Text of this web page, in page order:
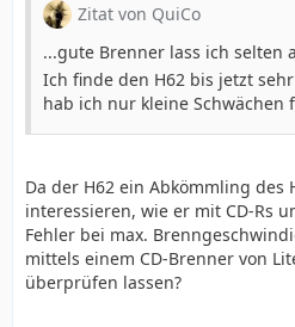
Zitat von QuiCo
...gute Brenner lass ich selten
Ich finde den H62 bis jetzt
hab ich nur kleine Schwächen
Da der H62 ein Abkömmling des
interessieren, wie er mit CD-Rs
Fehler bei max.
mittels einem CD-Brenner von
überprüfen lassen?